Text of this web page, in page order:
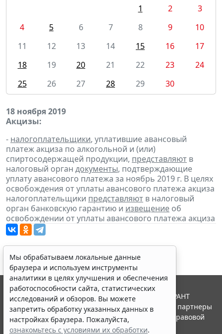
1
2
3
4
5 6 7 8 9
10
11
12 13 14 15 16
17
18
19 20 21 22 23
24
25
26 27 28 29 30
18 ноября 2019
Акцизы:
- налогоплательщики, уплатившие авансовый
платеж акциза по алкогольной и (или)
спиртосодержащей продукции, представляют в
налоговый орган документы, подтверждающие
уплату авансового платежа за ноябрь 2019 г. В целях
освобождения от уплаты авансового платежа акциза
налогоплательщики представляют в налоговый
орган банковскую гарантию и извещение об
освобождении от уплаты авансового платежа акциза
Мы обрабатываем локальные данные
браузера и используем инструменты
аналитики в целях улучшения и обеспечения
работоспособности сайта, статистических
исследований и обзоров. Вы можете
запретить обработку указанных данных в
настройках браузера. Пожалуйста,
ознакомьтесь с условиями их обработки.
© ООО "НПП "ГАРАНТ-СЕРВИС", 2026. Система ГАРАНТ
выпускается с 1990 года. Компания "Гарант" и ее партнеры
являются участниками Российской ассоциации правовой
информации ГАРАНТ.